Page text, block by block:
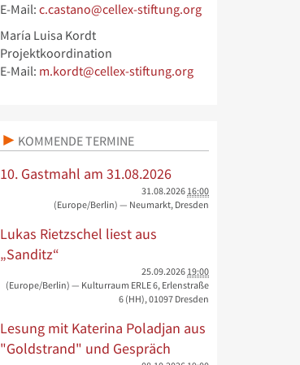
E-Mail: c.castano@cellex-stiftung.org
María Luisa Kordt
Projektkoordination
E-Mail: m.kordt@cellex-stiftung.org
KOMMENDE TERMINE
10. Gastmahl am 31.08.2026
31.08.2026 16:00
(Europe/Berlin) — Neumarkt, Dresden
Lukas Rietzschel liest aus
„Sanditz“
25.09.2026 19:00
(Europe/Berlin) — Kulturraum ERLE 6, Erlenstraße
6 (HH), 01097 Dresden
Lesung mit Katerina Poladjan aus
"Goldstrand" und Gespräch